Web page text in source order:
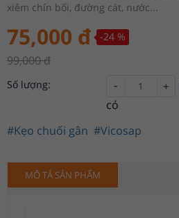
xiêm chín bối, đường cát, nước...
75,000 đ -24 %
99,000đ
Số lượng: +
-
có
#Kẹo chuối gân #Vicosap
MÔ TẢ SẢN PHẨM